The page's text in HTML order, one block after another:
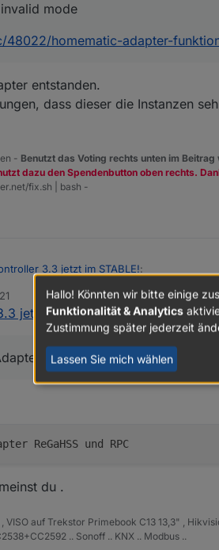
mode
homematic-adapter-
entstanden.
dass dieser die Instanzen
- Benutzt das Voting rechts unten im
dazu den Spendenbutton oben rechts.
fix.sh | bash -
3.3 jetzt im STABLE!:
rpc.3 invalid mode
seltsam anlegt (fehlende icons, alles unter
jetzt im STABLE!:
entstanden.
ReGaHSS und RPC
du .
VISO auf Trekstor Primebook C13 13,3" ,
.. Sonoff .. KNX .. Modbus ..
Hallo! Könnten wir bitte einige
Funktionalität & Analytics
Zustimmung später jederzeit
Lassen Sie mich wählen